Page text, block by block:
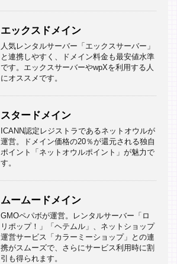
エックスドメイン
人気レンタルサーバー「エックスサーバー」
と連携しやすく、ドメイン料金も最安値水準
です。エックスサーバーやwpXを利用する人
にオススメです。
スタードメイン
ICANN認定レジストラであるネットオウルが
運営。ドメイン価格の20％が還元される独自
ポイント「ネットオウルポイント」が魅力で
す。
ムームードメイン
GMOペパボが運営。レンタルサーバー「ロ
リポップ！」「ヘテムル」、ネットショップ
運営サービス「カラーミーショップ」との連
携がスムーズで、さらにサービス利用時に割
引も得られます。